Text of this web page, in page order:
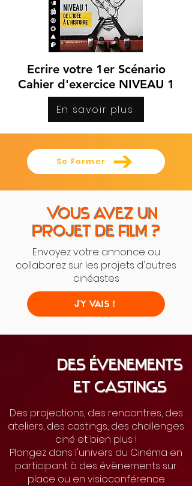
Ecrire votre 1er Scénario
Cahier d'exercice NIVEAU 1
En savoir plus
Se Former
Vous avez un
projet de film ?
Envoyez votre annonce ou
collaborez sur les projets d'autres
cinéastes
J'y Vais !
Des évenements
et castings
Des projections, des rencontres, des
ateliers, des castings, des challenges
ciné et bien plus !
Plongez dans l'univers du Cinéma en
participant à des évènements sur
place ou en visioconférence